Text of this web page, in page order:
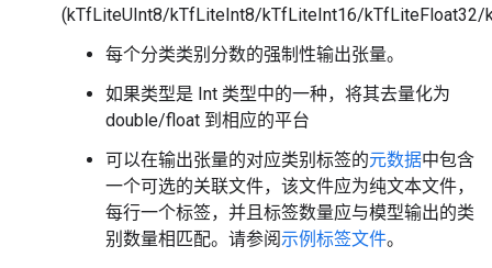
(kTfLiteUInt8/kTfLiteInt8/kTfLiteInt16/kTfLiteFloat32/
每个分类类别分数的强制性输出张量。
如果类型是 Int 类型中的一种，将其去量化为
double/float 到相应的平台
可以在输出张量的对应类别标签的元数据中包含
一个可选的关联文件，该文件应为纯文本文件，
每行一个标签，并且标签数量应与模型输出的类
别数量相匹配。请参阅示例标签文件。